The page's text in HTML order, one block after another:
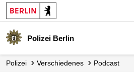
Polizei Berlin
Polizei Verschiedenes Podcast